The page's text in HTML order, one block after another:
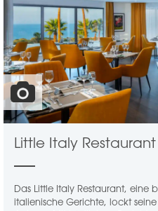
Little Italy Restaurant
Das Little Italy Restaurant, eine
italienische Gerichte, lockt